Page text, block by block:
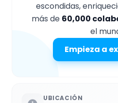
escondidas,
más de 60,000
el
Empieza a
UBICACIÓN